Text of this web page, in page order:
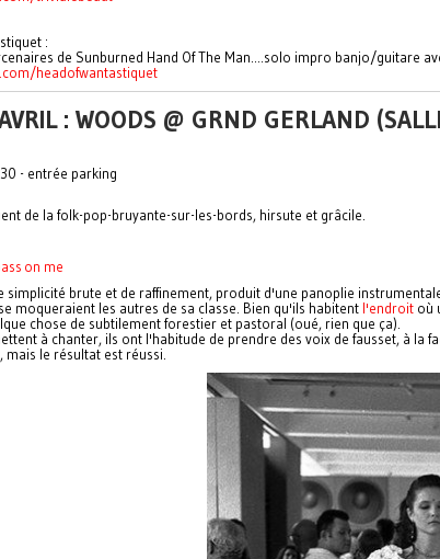
:
de Sunburned Hand Of The Man....solo impro banjo/guitare
headofwantastiquet
: WOODS @ GRND GERLAND
- entrée parking
de la folk-pop-bruyante-sur-les-bords, hirsute et grâcile.
on me
simplicité brute et de raffinement, produit d'une panoplie
moqueraient les autres de sa classe. Bien qu'ils habitent l'endroit où
chose de subtilement forestier et pastoral (oué, rien que ça).
à chanter, ils ont l'habitude de prendre des voix de fausset, à
mais le résultat est réussi.